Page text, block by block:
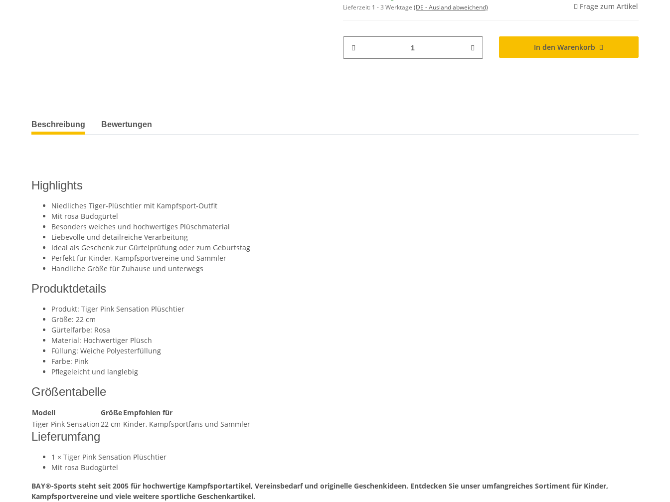
Lieferzeit: 1 - 3 Werktage (DE - Ausland abweichend) Frage zum Artikel
In den Warenkorb
weitere Registerkarten anzeigen
Beschreibung Bewertungen
Highlights
Niedliches Tiger-Plüschtier mit Kampfsport-Outfit
Mit rosa Budogürtel
Besonders weiches und hochwertiges Plüschmaterial
Liebevolle und detailreiche Verarbeitung
Ideal als Geschenk zur Gürtelprüfung oder zum Geburtstag
Perfekt für Kinder, Kampfsportvereine und Sammler
Handliche Größe für Zuhause und unterwegs
Produktdetails
Produkt: Tiger Pink Sensation Plüschtier
Größe: 22 cm
Gürtelfarbe: Rosa
Material: Hochwertiger Plüsch
Füllung: Weiche Polyesterfüllung
Farbe: Pink
Pflegeleicht und langlebig
Größentabelle
Modell GrößeEmpfohlen für
Tiger Pink Sensation22 cm Kinder, Kampfsportfans und Sammler
Lieferumfang
1 × Tiger Pink Sensation Plüschtier
Mit rosa Budogürtel
BAY®-Sports steht seit 2005 für hochwertige Kampfsportartikel, Vereinsbedarf und originelle Geschenkideen. Entdecken Sie unser umfangreiches Sortiment für Kinder,
Kampfsportvereine und viele weitere sportliche Geschenkartikel.